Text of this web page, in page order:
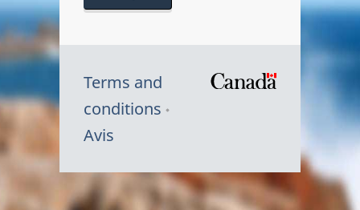
Terms and
conditions
Avis
Symbole
du